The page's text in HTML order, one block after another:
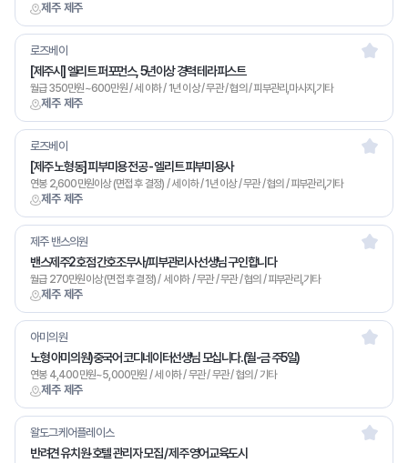
제주 제주
제주 제주
로즈베이
[제주시] 엘리트 퍼포먼스, 5년이상 경력 테라피스트
월급 350만원~600만원 / 세 이하 / 1년 이상 / 무관 / 협의 / 피부관리,마사지,기타
제주 제주
로즈베이
[제주 노형동] 피부미용 전공 - 엘리트 피부미용사
연봉 2,600만원이상 (면접 후 결정) / 세 이하 / 1년 이상 / 무관 / 협의 / 피부관리,기타
제주 제주
제주 밴스의원
밴스제주2호점 간호조무사/피부관리사 선생님 구인합니다
월급 270만원이상 (면접 후 결정) / 세 이하 / 무관 / 무관 / 협의 / 피부관리,기타
제주 제주
아미의원
노형 아미의원)중국어 코디네이터선생님 모십니다.(월-금 주5일)
연봉 4,400만원~5,000만원 / 세 이하 / 무관 / 무관 / 협의 / 기타
왈도그케어플레이스
반려견 유치원·호텔 관리자 모집 / 제주 영어교육도시